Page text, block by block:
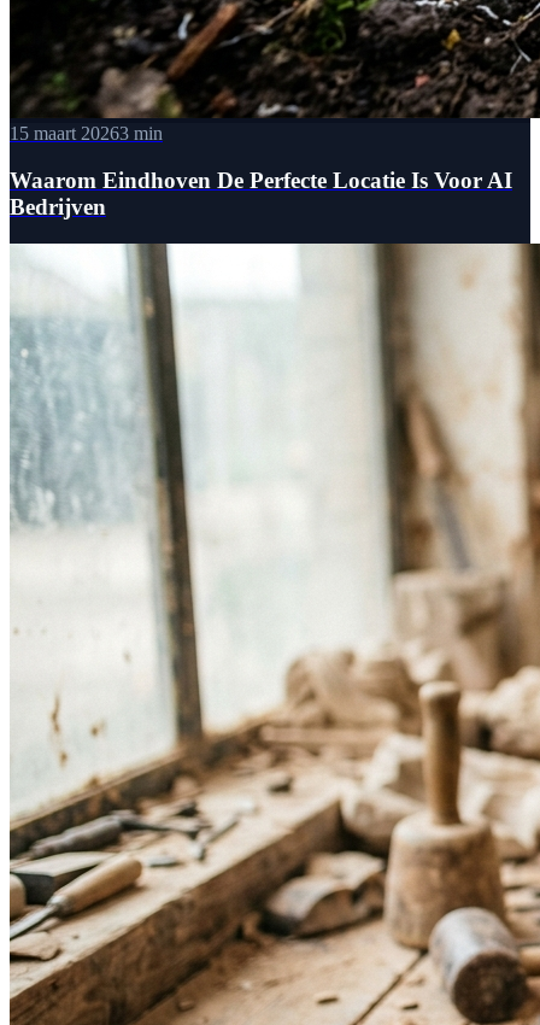
15 maart 20263 min
Waarom Eindhoven De Perfecte Locatie Is Voor AI
Bedrijven